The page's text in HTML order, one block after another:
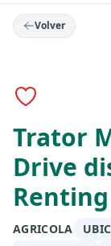
Volver
Trator
Drive
Renting
AGRICOLA